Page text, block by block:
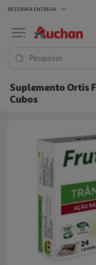
RESERVAR ENTREGA
Pesquisar
Suplemento Ortis
Cubos